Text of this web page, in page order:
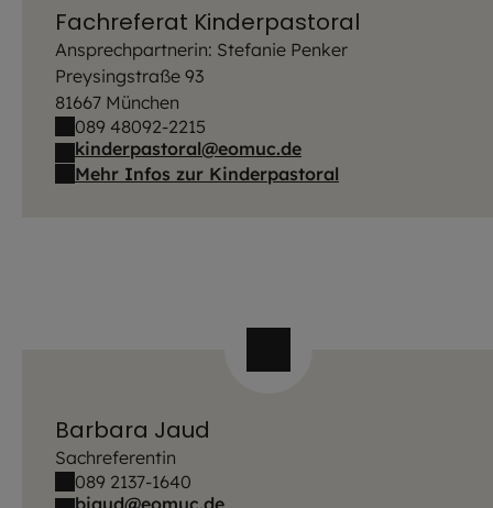
Fachreferat Kinderpastoral
Ansprechpartnerin: Stefanie Penker
Preysingstraße 93
81667 München
089 48092-2215
kinderpastoral@eomuc.de
Mehr Infos zur Kinderpastoral
Barbara Jaud
Sachreferentin
089 2137-1640
bjaud@eomuc.de